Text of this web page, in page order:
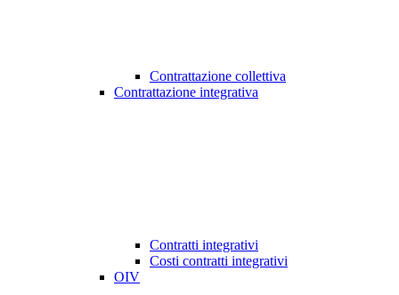
Contrattazione collettiva
Contrattazione integrativa
Contratti integrativi
Costi contratti integrativi
OIV